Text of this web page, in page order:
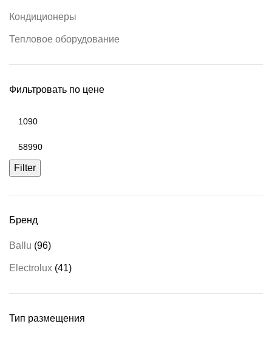
Кондиционеры
Тепловое оборудование
Фильтровать по цене
price
price
Filter
Бренд
Ballu (96)
Electrolux (41)
Тип размещения